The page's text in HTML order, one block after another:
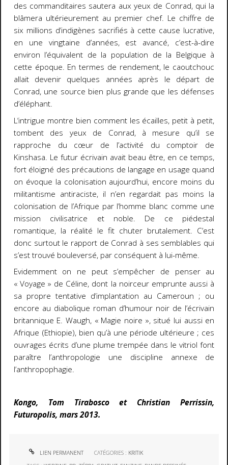
des commanditaires sautera aux yeux de Conrad, qui la
blâmera ultérieurement au premier chef. Le chiffre de
six millions d’indigènes sacrifiés à cette cause lucrative,
en une vingtaine d’années, est avancé, c’est-à-dire
environ l’équivalent de la population de la Belgique à
cette époque. En termes de rendement, le caoutchouc
allait devenir quelques années après le départ de
Conrad, une source bien plus grande que les défenses
d’éléphant.
L’intrigue montre bien comment les écailles, petit à petit,
tombent des yeux de Conrad, à mesure qu’il se
rapproche du cœur de l’activité du comptoir de
Kinshasa. Le futur écrivain avait beau être, en ce temps,
fort éloigné des précautions de langage en usage quand
on évoque la colonisation aujourd’hui, encore moins du
militantisme antiraciste, il n’en regardait pas moins la
colonisation de l’Afrique par l’homme blanc comme une
mission civilisatrice et noble. De ce piédestal
romantique, la réalité le fit chuter brutalement. C’est
donc surtout le rapport de Conrad à ses semblables qui
s’est trouvé bouleversé, par conséquent à lui-même.
Evidemment on ne peut s’empêcher de penser au
« Voyage » de Céline, dont la noirceur emprunte aussi à
sa propre tentative d’implantation au Cameroun ; ou
encore au diabolique roman d’humour noir de l’écrivain
britannique E. Waugh, « Magie noire », situé lui aussi en
Afrique (Ethiopie), bien qu’à une période ultérieure ; ces
ouvrages écrits d’une plume trempée dans le vitriol font
paraître l’anthropologie une discipline annexe de
l’anthropophagie.
Kongo, Tom Tirabosco et Christian Perrissin,
Futuropolis, mars 2013.
LIEN PERMANENT CATÉGORIES : KRITIK